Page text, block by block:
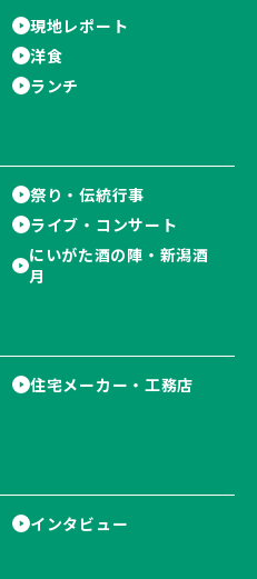
現地レポート
洋食
ランチ
祭り・伝統行事
ライブ・コンサート
にいがた酒の陣・新潟酒
月
住宅メーカー・工務店
インタビュー